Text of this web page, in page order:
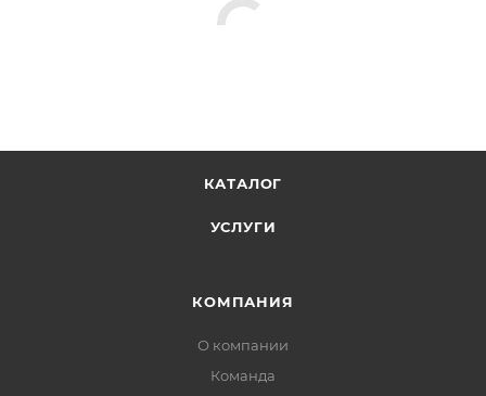
КАТАЛОГ
УСЛУГИ
КОМПАНИЯ
О компании
Команда